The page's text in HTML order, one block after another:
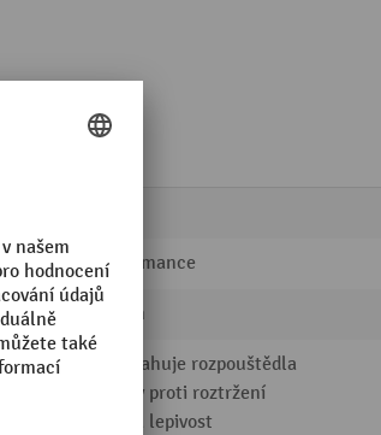
Performance
37 mm
Neobsahuje rozpouštědla
odolný proti roztržení
vysoká lepivost